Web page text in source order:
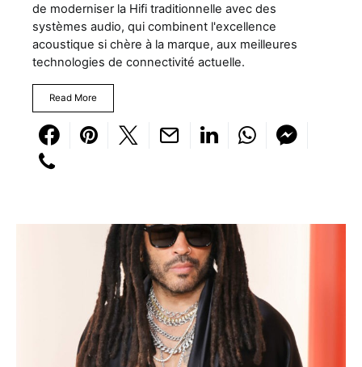
de moderniser la Hifi traditionnelle avec des
systèmes audio, qui combinent l'excellence
acoustique si chère à la marque, aux meilleures
technologies de connectivité actuelle.
Read More